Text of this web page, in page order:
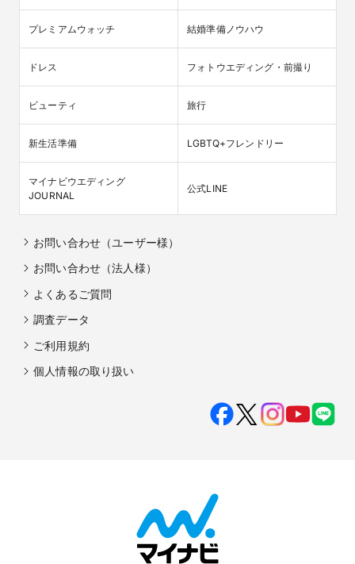
プレミアムウォッチ 結婚準備ノウハウ
ドレス フォトウエディング・前撮り
ビューティ 旅行
新生活準備 LGBTQ+フレンドリー
マイナビウエディング
JOURNAL
公式LINE
お問い合わせ（ユーザー様）
お問い合わせ（法人様）
よくあるご質問
調査データ
ご利用規約
個人情報の取り扱い